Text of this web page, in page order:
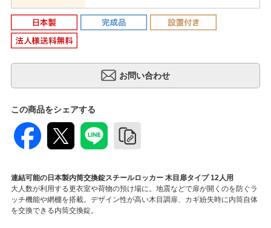
この商品をシェアする
連結可能の日本製内筒交換錠スチールロッカー 木目扉タイプ 12人用
大人数が利用する更衣室や荷物の預け場に。地震などで扉が開くのを防ぐラ
ッチ機能や網棚を搭載。デザイン性が高い木目調扉、カギ紛失時に内筒自体
を交換できる内筒交換錠。